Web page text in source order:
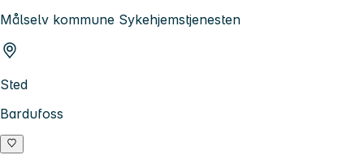
Målselv kommune Sykehjemstjenesten
Sted
Bardufoss